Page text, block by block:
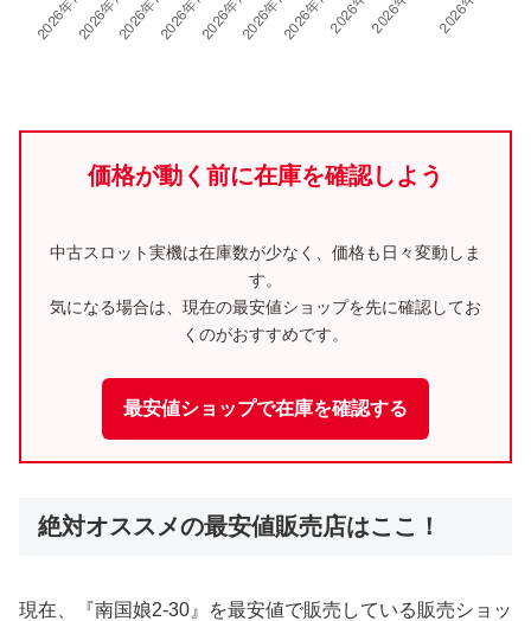
価格が動く前に在庫を確認しよう
中古スロット実機は在庫数が少なく、価格も日々変動しま
す。
気になる場合は、現在の最安値ショップを先に確認してお
くのがおすすめです。
最安値ショップで在庫を確認する
絶対オススメの最安値販売店はここ！
現在、『南国娘2-30』を最安値で販売している販売ショッ